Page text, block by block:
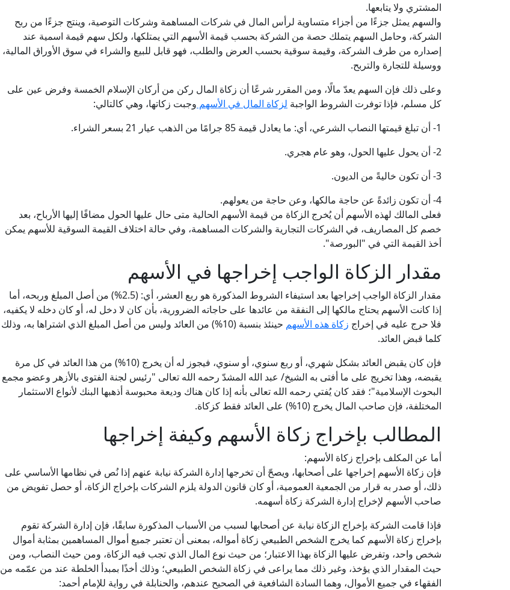
المشتري ولا يتابعها.
والسهم يمثل جزءًا من أجزاء متساوية لرأس المال في شركات المساهمة وشركات التوصية، وينتج جزءًا من ربح
الشركة، وحامل السهم يتملك حصة من الشركة بحسب قيمة الأسهم التي يمتلكها، ولكل سهم قيمة اسمية عند
إصداره من طرف الشركة، وقيمة سوقية بحسب العرض والطلب، فهو قابل للبيع والشراء في سوق الأوراق المالية،
ووسيلة للتجارة والتربح.
وعلى ذلك فإن السهم يعدّ مالًا، ومن المقرر شرعًا أن زكاة المال ركن من أركان الإسلام الخمسة وفرض عين على
كل مسلم، فإذا توفرت الشروط الواجبة لزكاة المال في الأسهم وجبت زكاتها، وهي كالتالي:
1- أن تبلغ قيمتها النصاب الشرعي، أي: ما يعادل قيمة 85 جرامًا من الذهب عيار 21 بسعر الشراء.
2- أن يحول عليها الحول، وهو عام هجري.
3- أن تكون خاليةً من الديون.
4- أن تكون زائدةً عن حاجة مالكها، وعن حاجة من يعولهم.
فعلى المالك لهذه الأسهم أن يُخرج الزكاة من قيمة الأسهم الحالية متى حال عليها الحول مضافًا إليها الأرباح، بعد
خصم كل المصاريف، في الشركات التجارية والشركات المساهمة، وفي حالة اختلاف القيمة السوقية للأسهم يمكن
أخذ القيمة التي في "البورصة".
مقدار الزكاة الواجب إخراجها في الأسهم
مقدار الزكاة الواجب إخراجها بعد استيفاء الشروط المذكورة هو ربع العشر، أي: (2.5%) من أصل المبلغ وربحه، أما
إذا كانت الأسهم يحتاج مالكها إلى النفقة من عائدها على حاجاته الضرورية، بأن كان لا دخل له، أو كان دخله لا يكفيه،
فلا حرج عليه في إخراج زكاة هذه الأسهم
حينئذ بنسبة (10%) من العائد وليس من أصل المبلغ الذي اشتراها به، وذلك
كلما قبض العائد.
فإن كان يقبض العائد بشكل شهري، أو ربع سنوي، أو سنوي، فيجوز له أن يخرج (10%) من هذا العائد في كل مرة
يقبضه، وهذا تخريج على ما أفتى به الشيخ/ عبد الله المشدّ رحمه الله تعالى "رئيس لجنة الفتوى بالأزهر وعضو مجمع
البحوث الإسلامية"؛ فقد كان يُفتي رحمه الله تعالى بأنه إذا كان هناك وديعة محبوسة أذهبها البنك لأنواع الاستثمار
المختلفة، فإن صاحب المال يخرج (10%) على العائد فقط كزكاة.
المطالب بإخراج زكاة الأسهم وكيفة إخراجها
أما عن المكلف بإخراج زكاة الأسهم:
فإن زكاة الأسهم إخراجها على أصحابها، ويصحّ أن تخرجها إدارة الشركة نيابة عنهم إذا نُص في نظامها الأساسي على
ذلك، أو صدر به قرار من الجمعية العمومية، أو كان قانون الدولة يلزم الشركات بإخراج الزكاة، أو حصل تفويض من
صاحب الأسهم لإخراج إدارة الشركة زكاة أسهمه.
فإذا قامت الشركة بإخراج الزكاة نيابة عن أصحابها لسبب من الأسباب المذكورة سابقًا، فإن إدارة الشركة تقوم
بإخراج زكاة الأسهم كما يخرج الشخص الطبيعي زكاة أمواله، بمعنى أن تعتبر جميع أموال المساهمين بمثابة أموال
شخص واحد، وتفرض عليها الزكاة بهذا الاعتبار؛ من حيث نوع المال الذي تجب فيه الزكاة، ومن حيث النصاب، ومن
حيث المقدار الذي يؤخذ، وغير ذلك مما يراعى في زكاة الشخص الطبيعي؛ وذلك أخذًا بمبدأ الخلطة عند من عمّمه من
الفقهاء في جميع الأموال، وهما السادة الشافعية في الصحيح عندهم، والحنابلة في رواية للإمام أحمد: